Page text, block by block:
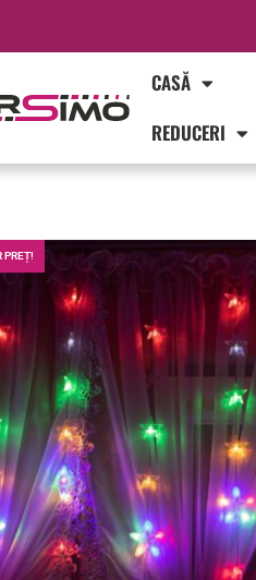
CASĂ
REDUCERI
PREȚ!